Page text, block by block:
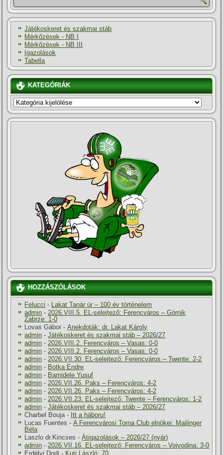
Játékoskeret és szakmai stáb
Mérkőzések - NB I
Mérkőzések - NB III
Igazolások
Tabella
KATEGÓRIÁK
KATEGÓRIÁK
HOZZÁSZÓLÁSOK
Felucci - Lakat Tanár úr – 100 év történelem
admin -2026.VIII.5. EL-selejtező: Ferencváros – Górnik
Zabrze: 1-0
Lovas Gábor -Anekdoták: dr. Lakat Károly
admin -Játékoskeret és szakmai stáb – 2026/27
admin -2026.VIII.2. Ferencváros – Vasas: 0-0
admin -2026.VIII.2. Ferencváros – Vasas: 0-0
admin -2026.VII.30. EL-selejtező: Ferencváros – Twente: 2-2
admin - Botka Endre
admin - Bamidele Yusuf
admin -2026.VII.26. Paks – Ferencváros: 4-2
admin -2026.VII.26. Paks – Ferencváros: 4-2
admin -2026.VII.23. EL-selejtező: Twente – Ferencváros: 1-2
admin -Játékoskeret és szakmai stáb – 2026/27
Charbel Bouja- Itt a háboru!
Lucas Fuentes -A Ferencvárosi Torna Club elnökei: Mailinger
Béla
Laszlo dr.Kincses -Átigazolások – 2026/27 (nyár)
admin -2026.VII.16. EL-selejtező: Ferencváros – Vojvodina: 3-0
Erdélyi Dodi - Kuti László: 70